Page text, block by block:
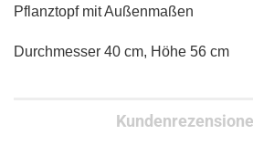
Pflanztopf mit Außenmaßen
Durchmesser 40 cm, Höhe 56 cm